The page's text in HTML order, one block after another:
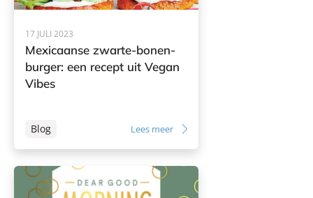
17 JULI 2023
Mexicaanse zwarte-bonen-
burger: een recept uit Vegan
Vibes
Blog Lees meer